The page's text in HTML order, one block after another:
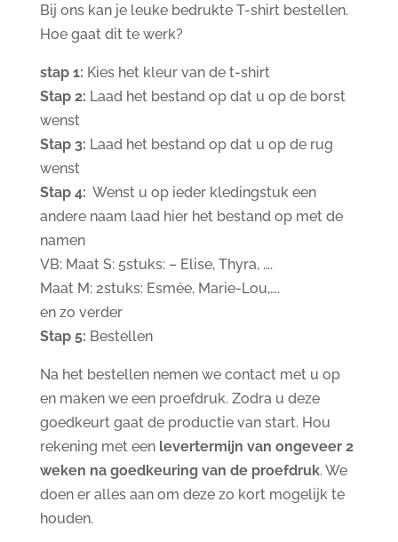
Bij ons kan je leuke bedrukte T-shirt bestellen.
Hoe gaat dit te werk?
stap 1: Kies het kleur van de t-shirt
Stap 2: Laad het bestand op dat u op de borst
wenst
Stap 3: Laad het bestand op dat u op de rug
wenst
Stap 4: Wenst u op ieder kledingstuk een
andere naam laad hier het bestand op met de
namen
VB: Maat S: 5stuks: – Elise, Thyra, ….
Maat M: 2stuks: Esmée, Marie-Lou,….
en zo verder
Stap 5: Bestellen
Na het bestellen nemen we contact met u op
en maken we een proefdruk. Zodra u deze
goedkeurt gaat de productie van start. Hou
rekening met een levertermijn van ongeveer 2
weken na goedkeuring van de proefdruk. We
doen er alles aan om deze zo kort mogelijk te
houden.